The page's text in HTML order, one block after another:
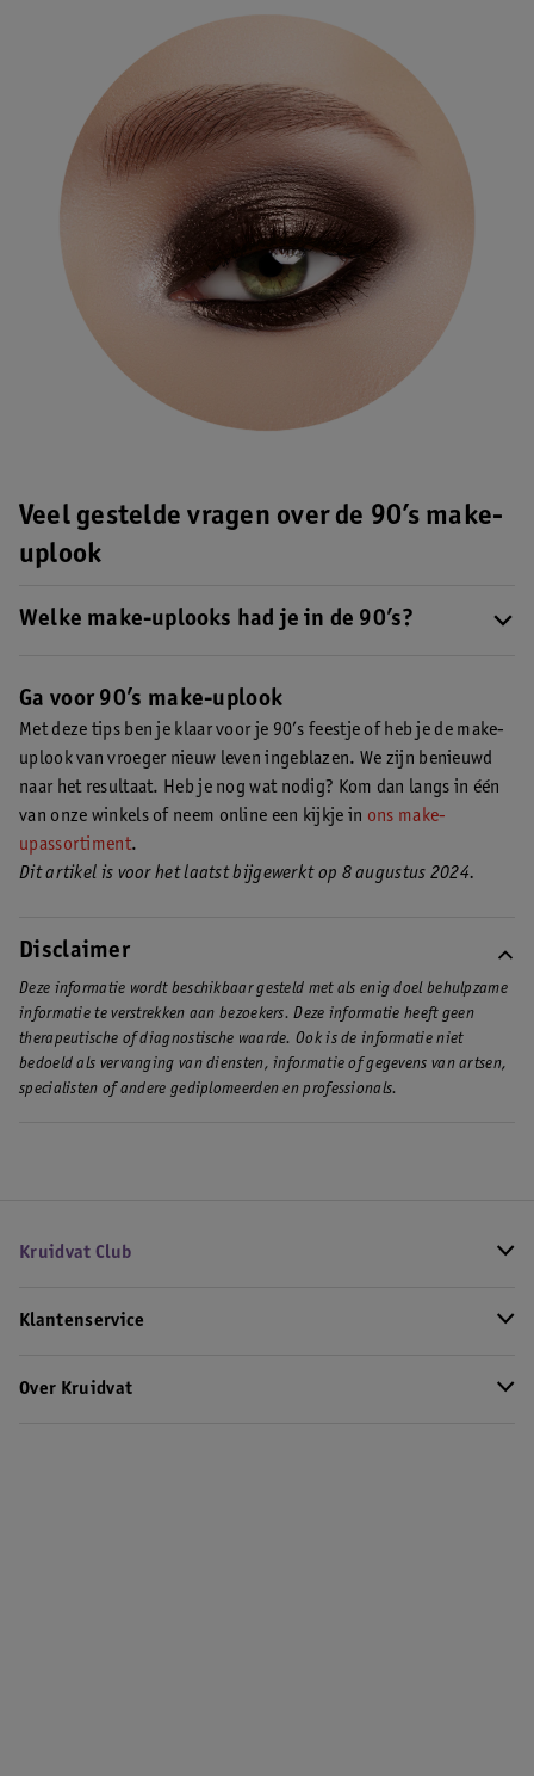
Veel gestelde vragen over de 90’s make-
uplook
Welke make-uplooks had je in de 90’s?
De grunge-look is typische een 90’s look, net als het dragen van
blauwe mascara en het dragen van donkere lipliner. Ontdek hoe
je de jaren 90 looks zelf aanbrengt
Ga voor 90’s make-uplook
Met deze tips ben je klaar voor je 90’s feestje of heb je de make-
uplook van vroeger nieuw leven ingeblazen. We zijn benieuwd
naar het resultaat. Heb je nog wat nodig? Kom dan langs in één
van onze winkels of neem online een kijkje in ons make-
upassortiment.
Dit artikel is voor het laatst bijgewerkt op 8 augustus 2024.
Disclaimer
Deze informatie wordt beschikbaar gesteld met als enig doel behulpzame
informatie te verstrekken aan bezoekers. Deze informatie heeft geen
therapeutische of diagnostische waarde. Ook is de informatie niet
bedoeld als vervanging van diensten, informatie of gegevens van artsen,
specialisten of andere gediplomeerden en professionals.
Kruidvat Club
Klantenservice
Over Kruidvat